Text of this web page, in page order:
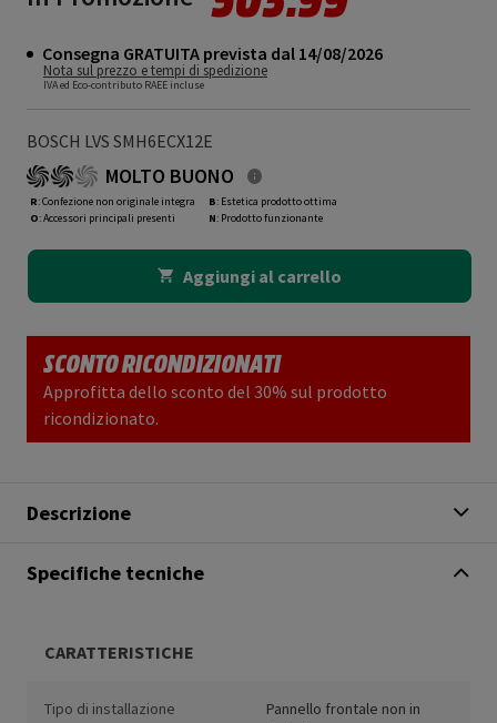
Consegna GRATUITA prevista dal 14/08/2026
Nota sul prezzo e tempi di spedizione
IVA ed Eco-contributo RAEE incluse
BOSCH LVS SMH6ECX12E
MOLTO BUONO
R: Confezione non originale integra
O: Accessori principali presenti
B: Estetica prodotto ottima
N: Prodotto funzionante
Aggiungi al carrello
SCONTO RICONDIZIONATI
Approfitta dello sconto del 30% sul prodotto
ricondizionato.
Descrizione
Specifiche tecniche
CARATTERISTICHE
Tipo di installazione
Pannello frontale non in